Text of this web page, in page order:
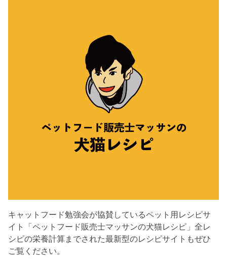
キャットフード勉強会が協賛しているペット用レシピサ
イト「ペットフード販売士マッサンの犬猫レシピ」全レ
シピの栄養計算までされた最新型のレシピサイトもぜひ
ご覧ください。